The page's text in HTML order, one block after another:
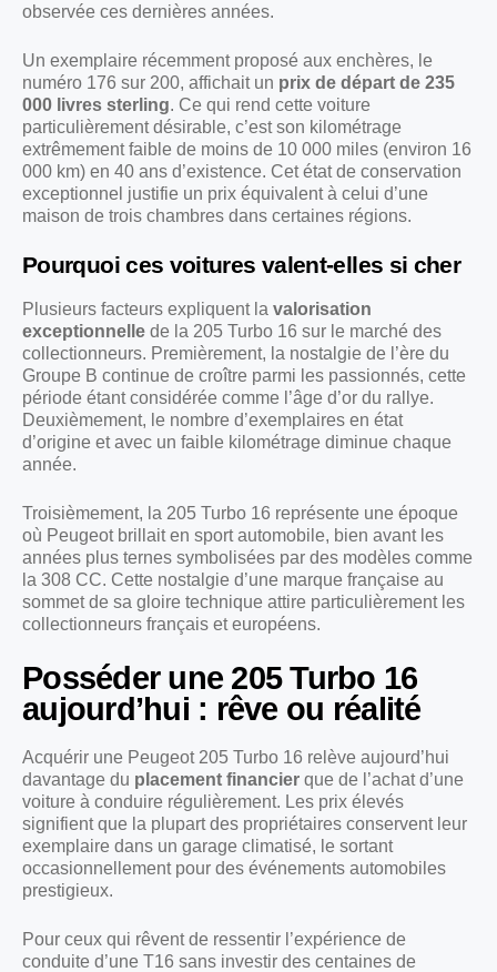
observée ces dernières années.
Un exemplaire récemment proposé aux enchères, le
numéro 176 sur 200, affichait un prix de départ de 235
000 livres sterling. Ce qui rend cette voiture
particulièrement désirable, c’est son kilométrage
extrêmement faible de moins de 10 000 miles (environ 16
000 km) en 40 ans d’existence. Cet état de conservation
exceptionnel justifie un prix équivalent à celui d’une
maison de trois chambres dans certaines régions.
Pourquoi ces voitures valent-elles si cher
Plusieurs facteurs expliquent la valorisation
exceptionnelle de la 205 Turbo 16 sur le marché des
collectionneurs. Premièrement, la nostalgie de l’ère du
Groupe B continue de croître parmi les passionnés, cette
période étant considérée comme l’âge d’or du rallye.
Deuxièmement, le nombre d’exemplaires en état
d’origine et avec un faible kilométrage diminue chaque
année.
Troisièmement, la 205 Turbo 16 représente une époque
où Peugeot brillait en sport automobile, bien avant les
années plus ternes symbolisées par des modèles comme
la 308 CC. Cette nostalgie d’une marque française au
sommet de sa gloire technique attire particulièrement les
collectionneurs français et européens.
Posséder une 205 Turbo 16
aujourd’hui : rêve ou réalité
Acquérir une Peugeot 205 Turbo 16 relève aujourd’hui
davantage du placement financier que de l’achat d’une
voiture à conduire régulièrement. Les prix élevés
signifient que la plupart des propriétaires conservent leur
exemplaire dans un garage climatisé, le sortant
occasionnellement pour des événements automobiles
prestigieux.
Pour ceux qui rêvent de ressentir l’expérience de
conduite d’une T16 sans investir des centaines de